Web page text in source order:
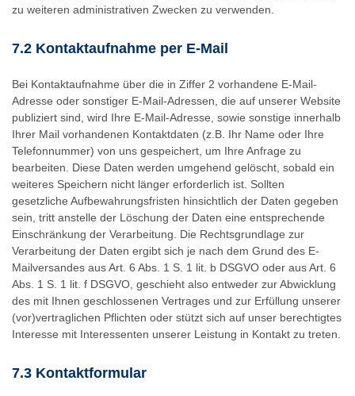
zu weiteren administrativen Zwecken zu verwenden.
7.2 Kontaktaufnahme per E-Mail
Bei Kontaktaufnahme über die in Ziffer 2 vorhandene E-Mail-
Adresse oder sonstiger E-Mail-Adressen, die auf unserer Website
publiziert sind, wird Ihre E-Mail-Adresse, sowie sonstige innerhalb
Ihrer Mail vorhandenen Kontaktdaten (z.B. Ihr Name oder Ihre
Telefonnummer) von uns gespeichert, um Ihre Anfrage zu
bearbeiten. Diese Daten werden umgehend gelöscht, sobald ein
weiteres Speichern nicht länger erforderlich ist. Sollten
gesetzliche Aufbewahrungsfristen hinsichtlich der Daten gegeben
sein, tritt anstelle der Löschung der Daten eine entsprechende
Einschränkung der Verarbeitung. Die Rechtsgrundlage zur
Verarbeitung der Daten ergibt sich je nach dem Grund des E-
Mailversandes aus Art. 6 Abs. 1 S. 1 lit. b DSGVO oder aus Art. 6
Abs. 1 S. 1 lit. f DSGVO, geschieht also entweder zur Abwicklung
des mit Ihnen geschlossenen Vertrages und zur Erfüllung unserer
(vor)vertraglichen Pflichten oder stützt sich auf unser berechtigtes
Interesse mit Interessenten unserer Leistung in Kontakt zu treten.
7.3 Kontaktformular